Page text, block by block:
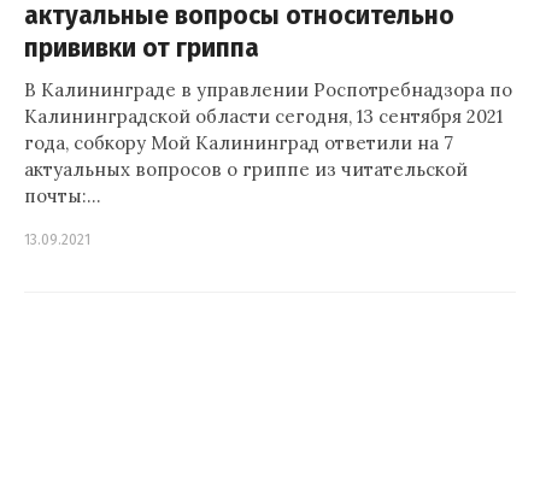
актуальные вопросы относительно
прививки от гриппа
В Калининграде в управлении Роспотребнадзора по
Калининградской области сегодня, 13 сентября 2021
года, собкору Мой Калининград ответили на 7
актуальных вопросов о гриппе из читательской
почты:…
13.09.2021